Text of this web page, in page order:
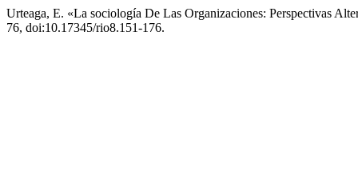
Urteaga, E. «La sociología De Las Organizaciones: Perspectivas
76, doi:10.17345/rio8.151-176.